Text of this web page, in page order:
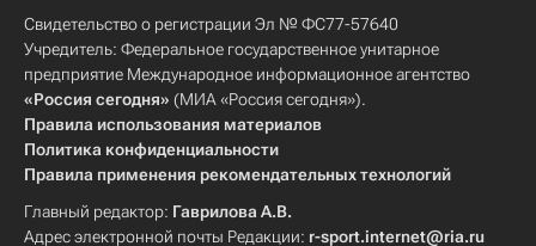
Свидетельство о регистрации Эл № ФС77-57640
Учредитель: Федеральное государственное унитарное
предприятие Международное информационное агентство
«Россия сегодня» (МИА «Россия сегодня»).
Правила использования материалов
Политика конфиденциальности
Правила применения рекомендательных технологий
Главный редактор: Гаврилова А.В.
Адрес электронной почты Редакции: r-sport.internet@ria.ru